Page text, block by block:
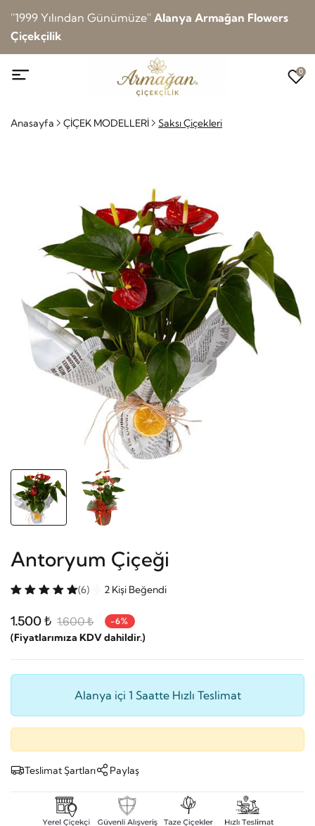
''1999 Yılından Günümüze'' Alanya Armağan Flowers
Çiçekçilik
0
Anasayfa ÇİÇEK MODELLERİ Saksı Çiçekleri
Antoryum Çiçeği
(6) 2 Kişi Beğendi
1.500 ₺ 1.600 ₺ -6%
(Fiyatlarımıza KDV dahildir.)
Alanya içi 1 Saatte Hızlı Teslimat
Teslimat Şartları Paylaş